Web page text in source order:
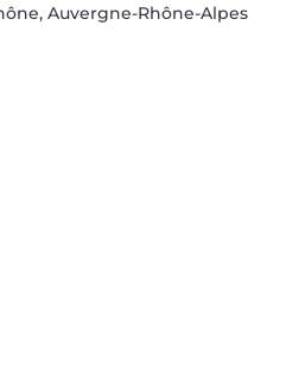
Auvergne-Rhône-Alpes